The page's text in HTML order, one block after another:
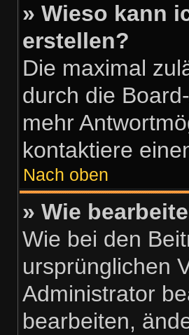
» Wieso kann
erstellen?
Die maximal
durch die
mehr
kontaktiere
Nach oben
» Wie
Wie bei den
ursprünglichen
Administrator
bearbeiten,